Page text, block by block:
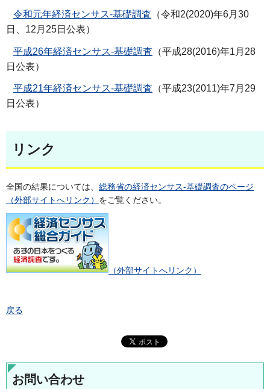
令和元年経済センサス-基礎調査 （令和2(2020)年6月30
日、12月25日公表）
平成26年経済センサス-基礎調査 （平成28(2016)年1月28
日公表）
平成21年経済センサス-基礎調査 （平成23(2011)年7月29
日公表）
リンク
全国の結果については、 総務省の経済センサス-基礎調査のページ
（外部サイトへリンク） をご覧ください。
（外部サイトへリンク）
戻る
お問い合わせ